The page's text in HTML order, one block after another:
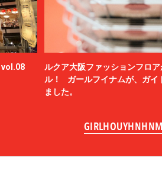
vol.08
ルクア大阪ファッションフロ
ル！ ガールフイナムが、ガイ
ました。
GIRLHOUYHNHNM